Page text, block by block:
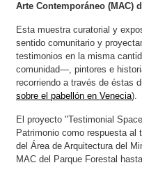
Arte Contemporáneo (MAC)
Esta muestra curatorial y
sentido comunitario y
testimonios en la misma
comunidad—, pintores e
recorriendo a través de éstas
sobre el pabellón en Venecia).
El proyecto "Testimonial
Patrimonio como respuesta al
del Área de Arquitectura del
MAC del Parque Forestal